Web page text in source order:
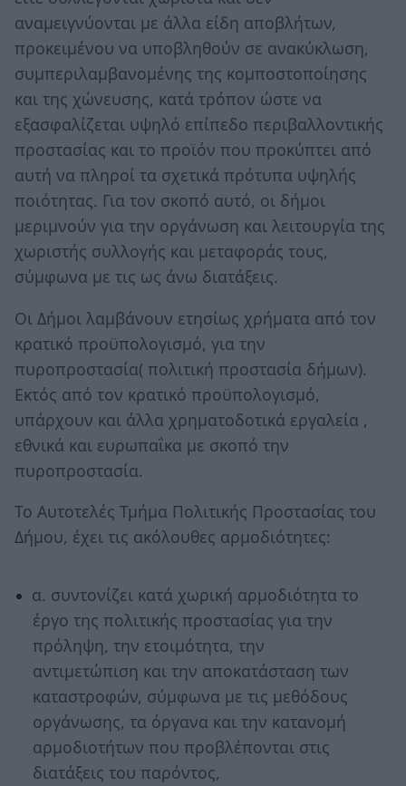
αναμειγνύονται με άλλα είδη αποβλήτων,
προκειμένου να υποβληθούν σε ανακύκλωση,
συμπεριλαμβανομένης της κομποστοποίησης
και της χώνευσης, κατά τρόπον ώστε να
εξασφαλίζεται υψηλό επίπεδο περιβαλλοντικής
προστασίας και το προϊόν που προκύπτει από
αυτή να πληροί τα σχετικά πρότυπα υψηλής
ποιότητας. Για τον σκοπό αυτό, οι δήμοι
μεριμνούν για την οργάνωση και λειτουργία της
χωριστής συλλογής και μεταφοράς τους,
σύμφωνα με τις ως άνω διατάξεις.
Οι Δήμοι λαμβάνουν ετησίως χρήματα από τον
κρατικό προϋπολογισμό, για την
πυροπροστασία( πολιτική προστασία δήμων).
Εκτός από τον κρατικό προϋπολογισμό,
υπάρχουν και άλλα χρηματοδοτικά εργαλεία ,
εθνικά και ευρωπαΐκα με σκοπό την
πυροπροστασία.
Το Αυτοτελές Τμήμα Πολιτικής Προστασίας του
Δήμου, έχει τις ακόλουθες αρμοδιότητες:
α. συντονίζει κατά χωρική αρμοδιότητα το
έργο της πολιτικής προστασίας για την
πρόληψη, την ετοιμότητα, την
αντιμετώπιση και την αποκατάσταση των
καταστροφών, σύμφωνα με τις μεθόδους
οργάνωσης, τα όργανα και την κατανομή
αρμοδιοτήτων που προβλέπονται στις
διατάξεις του παρόντος,